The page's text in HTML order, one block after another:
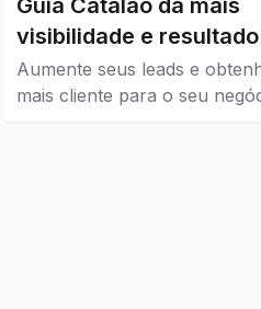
Guia Catalão dá mais
visibilidade e
seu negócio
Aumente seus leads e
mais cliente para o seu